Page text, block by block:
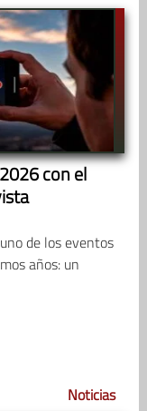
con el
de los eventos
años: un
Noticias